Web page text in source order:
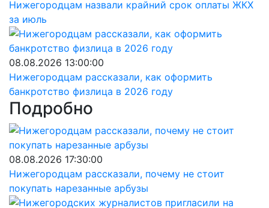
Нижегородцам назвали крайний срок оплаты ЖКХ
за июль
08.08.2026 13:00:00
Нижегородцам рассказали, как оформить
банкротство физлица в 2026 году
Подробно
08.08.2026 17:30:00
Нижегородцам рассказали, почему не стоит
покупать нарезанные арбузы